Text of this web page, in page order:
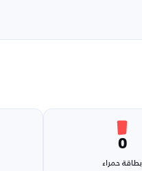
0
بطاقة حمراء